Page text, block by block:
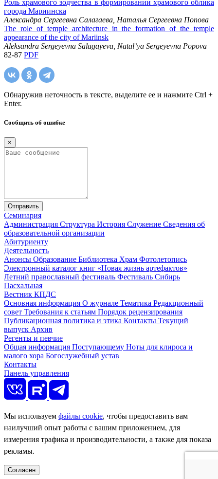
Роль храмового зодчества в формировании храмового облика
города Мариинска
Александра Сергеевна Салагаева, Наталья Сергеевна Попова
The role of temple architecture in the formation of the temple
appearance of the city of Mariinsk
Aleksandra Sergeyevna Salagayeva, Natal’ya Sergeyevna Popova
82-87 PDF
Обнаружив неточность в тексте, выделите ее и нажмите Ctrl +
Enter.
Сообщить об ошибке
×
Отправить
Семинария
Администрация Структура История Служение Сведения об
образовательной организации
Абитуриенту
Деятельность
Анонсы Образование Библиотека Храм Фотолетопись
Электронный каталог книг «Новая жизнь артефактов»
Летний православный фестиваль Фестиваль Сибирь
Пасхальная
Вестник КПДС
Основная информация О журнале Тематика Редакционный
совет Требования к статьям Порядок рецензирования
Публикационная политика и этика Контакты Текущий
выпуск Архив
Регенты и певчие
Общая информация Поступающему Ноты для клироса и
малого хора Богослужебный устав
Контакты
Панель управления
Мы используем файлы cookie, чтобы предоставить вам
наилучший опыт работы с вашим приложением, для
измерения трафика и производительности, а также для показа
рекламы.
Согласен